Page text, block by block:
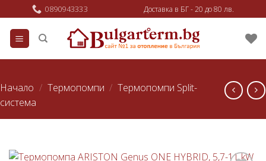
to
content
0890943333 Доставка в БГ - 20 до 80 лв.
Начало / Термопомпи / Термопомпи Split-
система